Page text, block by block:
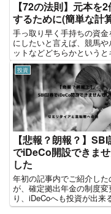
【72の法則】元本を
するために(簡単な計
手っ取り早く手持ちの資金
にしたいと言えば、競馬や
ットなどどちらかというと
ブル的なものが思い浮かぶ
います。しかし株式投資で
2倍となる銘柄狙うことに
は専業の方で財務や決算、
の経営・企業分析を紐解け
間...
投資
【悲報？朗報？】
でiDeCo開設できま
した
年初の記事内でご紹介した
が、確定拠出年金の制度変
り、iDeCoへも投資が出来
になり、節税対策のために